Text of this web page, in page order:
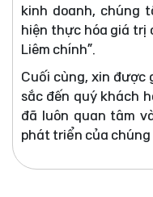
kinh doanh, chúng
hiện thực hóa giá trị
Liêm chính”.
Cuối cùng, xin được
sắc đến quý khách
đã luôn quan tâm
phát triển của chúng